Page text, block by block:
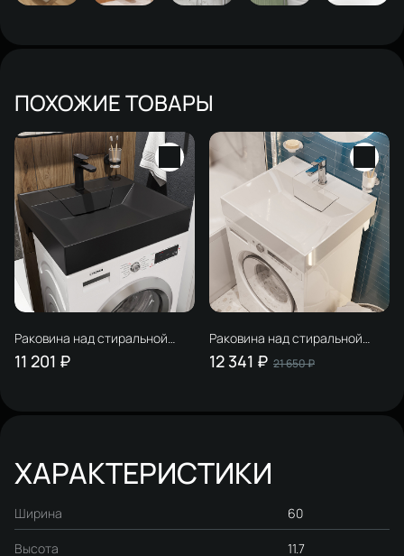
ПОХОЖИЕ ТОВАРЫ
Раковина над стиральной
машиной STWORKI Дублин
60x55 матовая черная,
11 201 ₽
Раковина над стиральной
машиной STWORKI Дублин
60x55 глянцевая белая,
12 341 ₽ 21 650 ₽
ХАРАКТЕРИСТИКИ
Ширина 60
Высота 11.7